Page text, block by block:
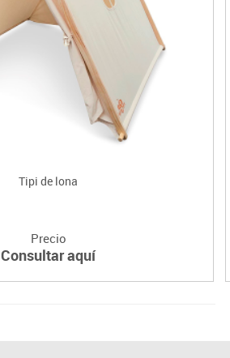
Tipi de lona
Precio
Consultar aquí